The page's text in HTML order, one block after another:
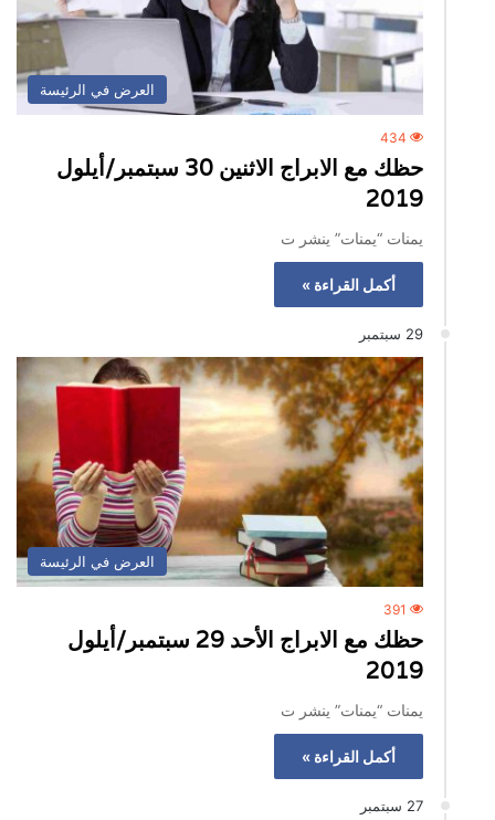
العرض في الرئيسة
434
حظك مع الابراج الاثنين 30 سبتمبر/أيلول
2019
يمنات “يمنات” ينشر ت
أكمل القراءة »
29 سبتمبر
العرض في الرئيسة
391
حظك مع الابراج الأحد 29 سبتمبر/أيلول
2019
يمنات “يمنات” ينشر ت
أكمل القراءة »
27 سبتمبر